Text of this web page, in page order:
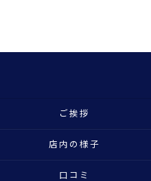
ご挨拶
店内の様子
口コミ